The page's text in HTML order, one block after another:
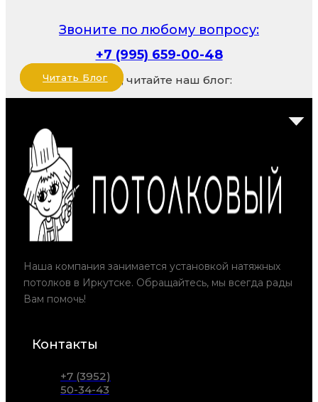
Звоните по любому вопросу:
+7 (995) 659-00-48
Также, читайте наш блог:
Читать Блог
Наша компания занимается установкой натяжных
потолков в Иркутске. Обращайтесь, мы всегда рады
Вам помочь!
Контакты
+7 (3952)
50-34-43